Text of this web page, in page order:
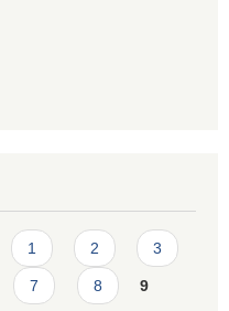
1 2 3
7 8 9